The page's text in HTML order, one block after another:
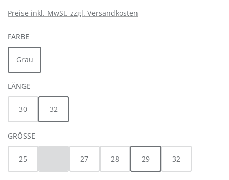
Preise inkl. MwSt. zzgl. Versandkosten
FARBE
Grau
LÄNGE
30 32
GRÖSSE
25
(Diese Option ist zurzeit nicht verfügbar.)
27 28 29 32